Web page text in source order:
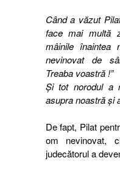
Când a văzut
face mai multă
mâinile
nevinovat de
Treaba voastră !”
Şi tot norodul a
asupra noastră şi
De fapt, Pilat
om nevinovat,
judecătorul a